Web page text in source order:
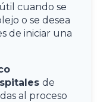
cuando se
o se desea
de iniciar una
de
al proceso